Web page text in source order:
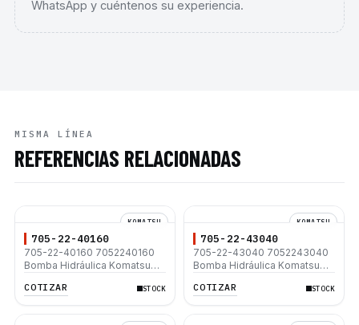
WhatsApp y cuéntenos su experiencia.
MISMA LÍNEA
REFERENCIAS RELACIONADAS
KOMATSU
705-22-40160
705-22-40160 7052240160
Bomba Hidráulica Komatsu
D155AXI-8 D155AX-8 D155AX-
COTIZAR STOCK
KOMATSU
705-22-43040
705-22-43040 7052243040
Bomba Hidráulica Komatsu
COTIZAR STOCK